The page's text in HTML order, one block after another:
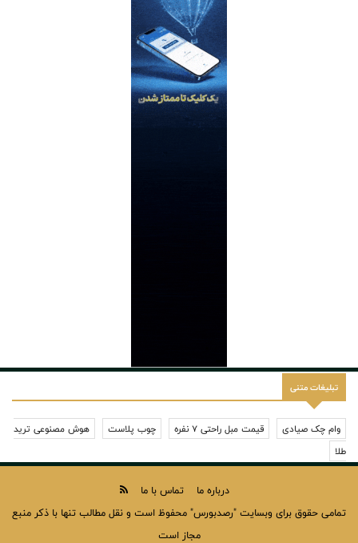
تبلیغات متنی
وام چک صیادی قیمت مبل راحتی 7 نفره چوب پلاست
هوش مصنوعی ترید
طلا
درباره ما
تماس با ما
تمامی حقوق برای وبسایت "رصدبورس" محفوظ است و نقل مطالب تنها با ذکر منبع
مجاز است